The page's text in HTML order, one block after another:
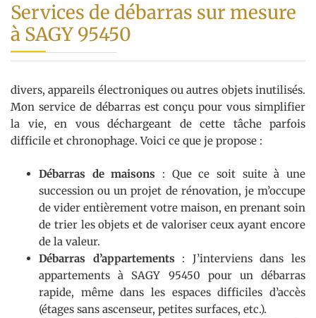
Services de débarras sur mesure
à SAGY 95450
divers, appareils électroniques ou autres objets inutilisés.
Mon service de débarras est conçu pour vous simplifier
la vie, en vous déchargeant de cette tâche parfois
difficile et chronophage. Voici ce que je propose :
Débarras de maisons : Que ce soit suite à une
succession ou un projet de rénovation, je m’occupe
de vider entièrement votre maison, en prenant soin
de trier les objets et de valoriser ceux ayant encore
de la valeur.
Débarras d’appartements: J’interviens dans les
appartements à SAGY 95450 pour un débarras
rapide, même dans les espaces difficiles d’accès
(étages sans ascenseur, petites surfaces, etc.).